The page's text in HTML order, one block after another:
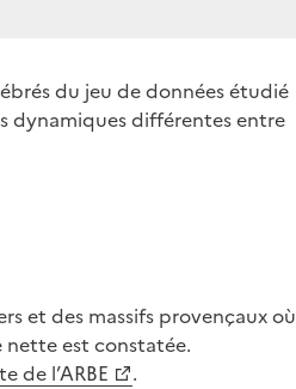
du jeu de données étudié
dynamiques différentes entre
et des massifs provençaux où
nette est constatée.
de l’ARBE
.